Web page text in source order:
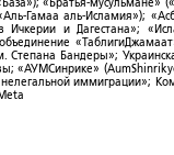
«Братья-мусульмане»
Гамаа аль-Исламия»);
Ичкерии и Дагестана»;
Бандеры»;
«АУМСинрике»
иммиграции»;